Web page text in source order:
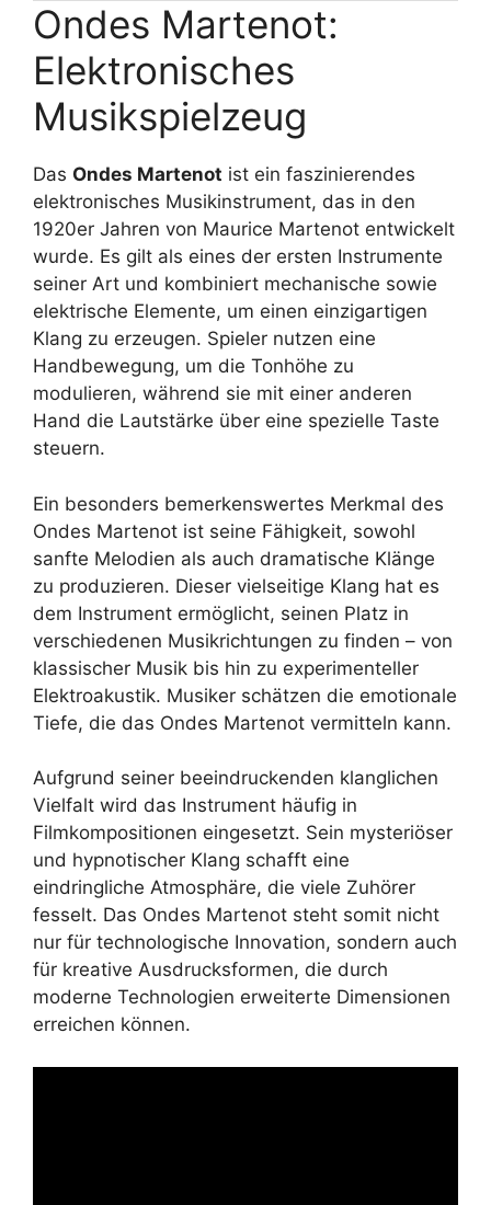
Ondes Martenot:
Elektronisches
Musikspielzeug
Das Ondes Martenot ist ein faszinierendes
elektronisches Musikinstrument, das in den
1920er Jahren von Maurice Martenot entwickelt
wurde. Es gilt als eines der ersten Instrumente
seiner Art und kombiniert mechanische sowie
elektrische Elemente, um einen einzigartigen
Klang zu erzeugen. Spieler nutzen eine
Handbewegung, um die Tonhöhe zu
modulieren, während sie mit einer anderen
Hand die Lautstärke über eine spezielle Taste
steuern.
Ein besonders bemerkenswertes Merkmal des
Ondes Martenot ist seine Fähigkeit, sowohl
sanfte Melodien als auch dramatische Klänge
zu produzieren. Dieser vielseitige Klang hat es
dem Instrument ermöglicht, seinen Platz in
verschiedenen Musikrichtungen zu finden – von
klassischer Musik bis hin zu experimenteller
Elektroakustik. Musiker schätzen die emotionale
Tiefe, die das Ondes Martenot vermitteln kann.
Aufgrund seiner beeindruckenden klanglichen
Vielfalt wird das Instrument häufig in
Filmkompositionen eingesetzt. Sein mysteriöser
und hypnotischer Klang schafft eine
eindringliche Atmosphäre, die viele Zuhörer
fesselt. Das Ondes Martenot steht somit nicht
nur für technologische Innovation, sondern auch
für kreative Ausdrucksformen, die durch
moderne Technologien erweiterte Dimensionen
erreichen können.